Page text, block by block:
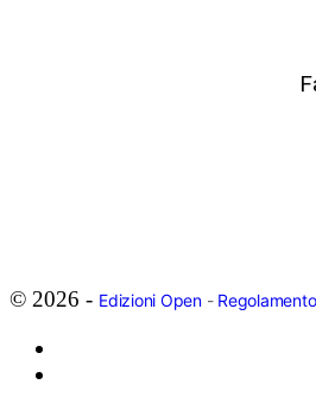
© 2026 - Edizioni Open- Regolamento